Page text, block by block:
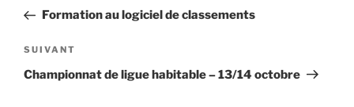
l’article
précédent
Formation au logiciel de classements
Article
suivant
SUIVANT
Championnat de ligue habitable – 13/14 octobre